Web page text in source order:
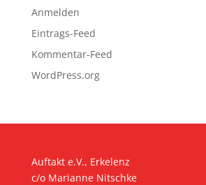
Anmelden
Eintrags-Feed
Kommentar-Feed
WordPress.org
Auftakt e.V., Erkelenz
c/o Marianne Nitschke